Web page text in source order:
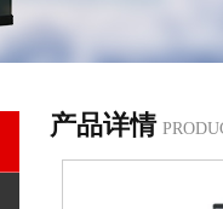
产品详情